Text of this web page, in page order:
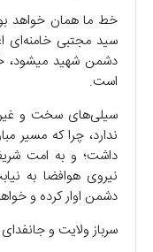
خط ما همان خواهد
سید مجتبی خامنه‌ای
دشمن شهید میشود،
است.
سیلی‌های سخت و
ندارد، چرا که مسیر
داشت؛ و به امت شریف
نیروی هوافضا به
دشمن اوار کرده و
سرباز ولایت و